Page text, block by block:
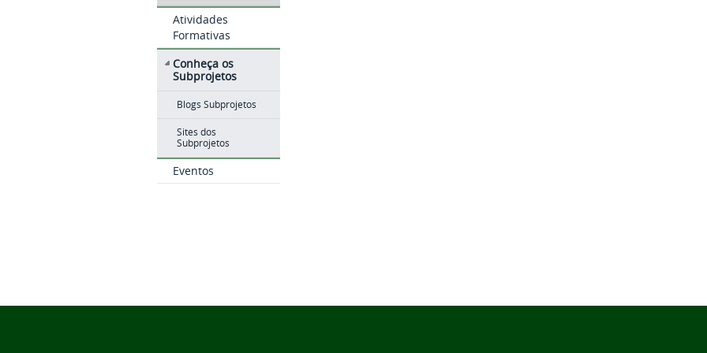
Atividades
Formativas
Conheça os
Subprojetos
Blogs Subprojetos
Sites dos
Subprojetos
Eventos